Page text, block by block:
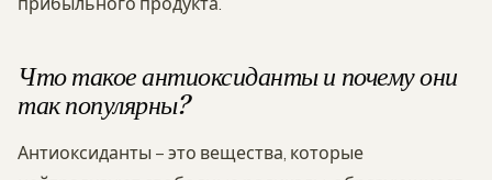
Что такое антиоксиданты и почему они
так популярны?
Антиоксиданты – это вещества, которые